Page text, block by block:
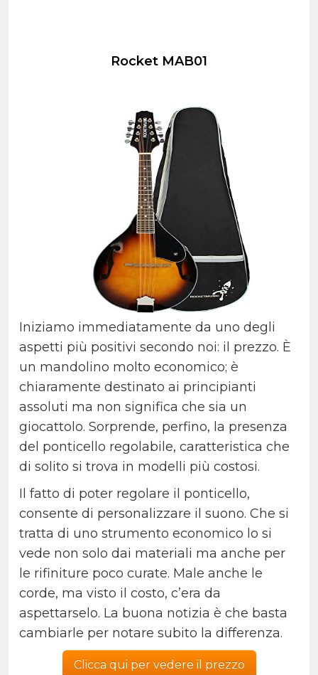
Rocket MAB01
Iniziamo immediatamente da uno degli
aspetti più positivi secondo noi: il prezzo. È
un mandolino molto economico; è
chiaramente destinato ai principianti
assoluti ma non significa che sia un
giocattolo. Sorprende, perfino, la presenza
del ponticello regolabile, caratteristica che
di solito si trova in modelli più costosi.
Il fatto di poter regolare il ponticello,
consente di personalizzare il suono. Che si
tratta di uno strumento economico lo si
vede non solo dai materiali ma anche per
le rifiniture poco curate. Male anche le
corde, ma visto il costo, c’era da
aspettarselo. La buona notizia è che basta
cambiarle per notare subito la differenza.
Clicca qui per vedere il prezzo